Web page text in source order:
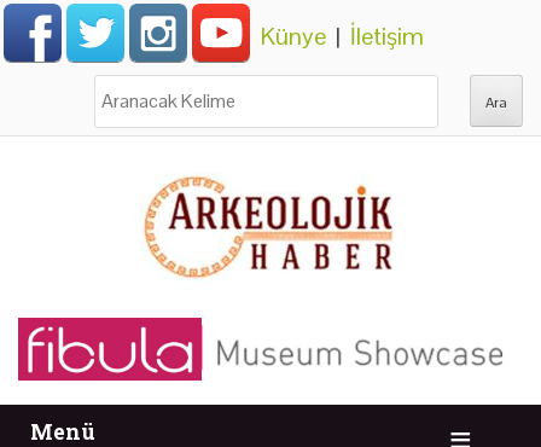
Künye | İletişim
Menü